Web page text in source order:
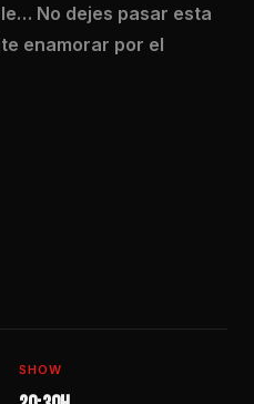
No dejes pasar esta
enamorar por el
SHOW